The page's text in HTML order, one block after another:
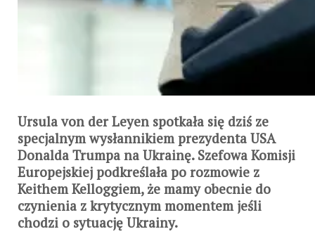
Ursula von der Leyen spotkała się dziś ze
specjalnym wysłannikiem prezydenta USA
Donalda Trumpa na Ukrainę. Szefowa Komisji
Europejskiej podkreślała po rozmowie z
Keithem Kelloggiem, że mamy obecnie do
czynienia z krytycznym momentem jeśli
chodzi o sytuację Ukrainy.